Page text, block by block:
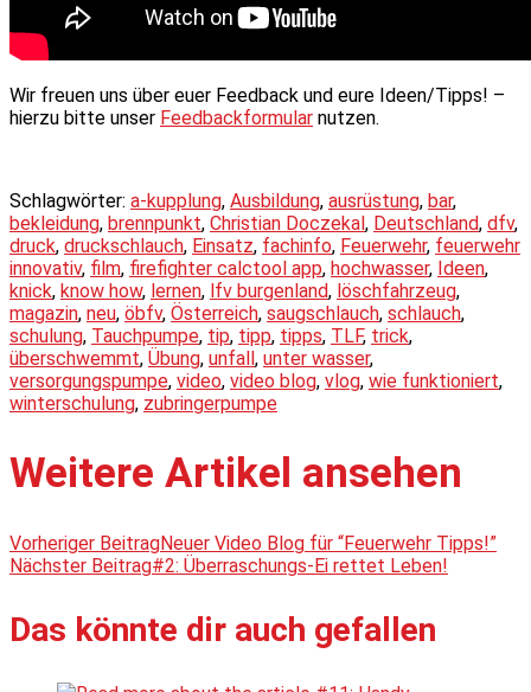
Wir freuen uns über euer Feedback und eure Ideen/Tipps! –
hierzu bitte unser Feedbackformular nutzen.
Schlagwörter: a-kupplung, Ausbildung, ausrüstung, bar,
bekleidung, brennpunkt, Christian Doczekal , Deutschland, dfv,
druck, druckschlauch, Einsatz, fachinfo, Feuerwehr, feuerwehr
innovativ, film, firefighter calctool app, hochwasser, Ideen,
knick, know how, lernen, lfv burgenland, löschfahrzeug,
magazin, neu, öbfv, Österreich, saugschlauch, schlauch,
schulung, Tauchpumpe, tip, tipp, tipps, TLF, trick,
überschwemmt, Übung, unfall , unter wasser,
versorgungspumpe, video, video blog, vlog, wie funktioniert,
winterschulung, zubringerpumpe
Weitere Artikel ansehen
Vorheriger BeitragNeuer Video Blog für “Feuerwehr Tipps!”
Nächster Beitrag#2: Überraschungs-Ei rettet Leben!
Das könnte dir auch gefallen